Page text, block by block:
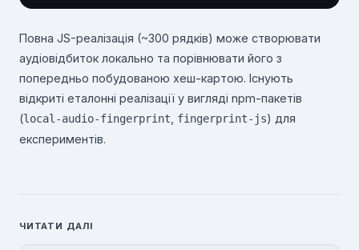
Повна JS-реалізація (~300 рядків) може створювати
аудіовідбиток локально та порівнювати його з
попередньо побудованою хеш-картою. Існують
відкриті еталонні реалізації у вигляді npm-пакетів
(local-audio-fingerprint fingerprint-js) для
експериментів.
ЧИТАТИ ДАЛІ